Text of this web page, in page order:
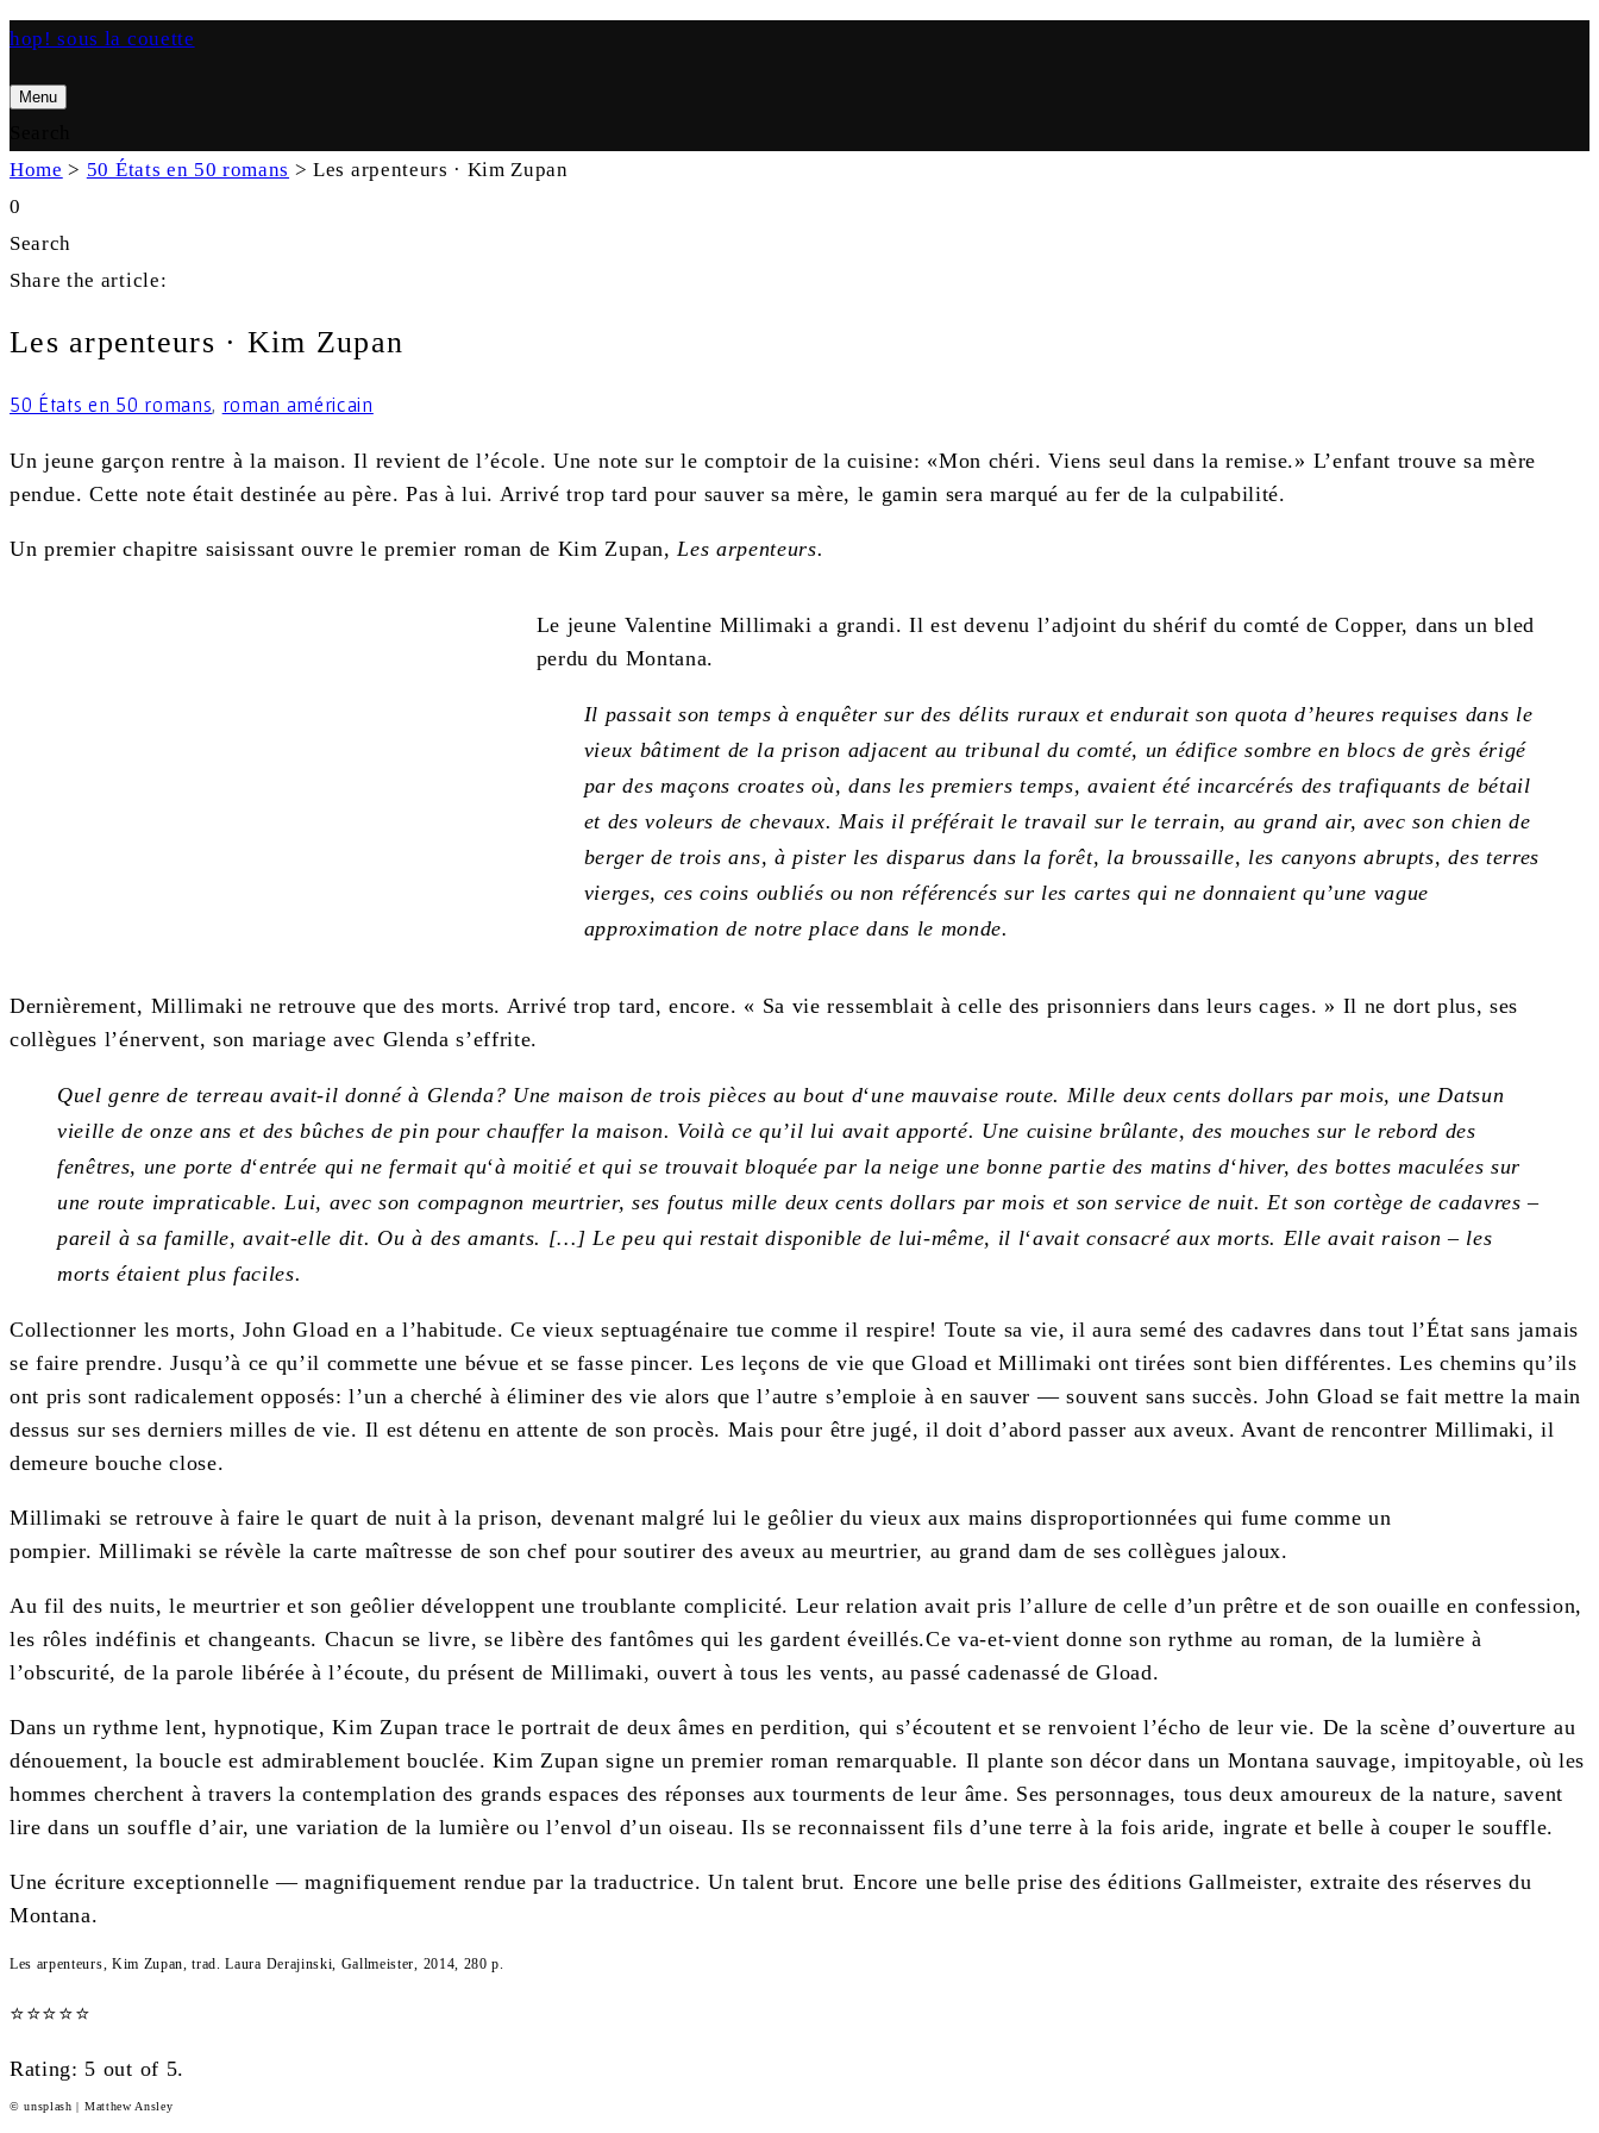
hop! sous la couette
Menu
Home > 50 États en 50 romans >Les arpenteurs · Kim Zupan
0
Search
Share the article:
Les arpenteurs · Kim Zupan
50 États en 50 romans, roman américain
Un jeune garçon rentre à la maison. Il revient de l’école. Une note sur le comptoir de la cuisine: «Mon chéri. Viens seul dans la remise.» L’enfant trouve sa mère
pendue. Cette note était destinée au père. Pas à lui. Arrivé trop tard pour sauver sa mère, le gamin sera marqué au fer de la culpabilité.
Un premier chapitre saisissant ouvre le premier roman de Kim Zupan,Les arpenteurs.
Le jeune Valentine Millimaki a grandi. Il est devenu l’adjoint du shérif du comté de Copper, dans un bled
perdu du Montana.
Il passait son temps à enquêter sur des délits ruraux et endurait son quota d’heures requises dans le
vieux bâtiment de la prison adjacent au tribunal du comté, un édifice sombre en blocs de grès érigé
par des maçons croates où, dans les premiers temps, avaient été incarcérés des trafiquants de bétail
et des voleurs de chevaux. Mais il préférait le travail sur le terrain, au grand air, avec son chien de
berger de trois ans, à pister les disparus dans la forêt, la broussaille, les canyons abrupts, des terres
vierges, ces coins oubliés ou non référencés sur les cartes qui ne donnaient qu’une vague
approximation de notre place dans le monde.
Dernièrement, Millimaki ne retrouve que des morts. Arrivé trop tard, encore. « Sa vie ressemblait à celle des prisonniers dans leurs cages. » Il ne dort plus, ses
collègues l’énervent, son mariage avec Glenda s’effrite.
Quel genre de terreau avait-il donné à Glenda? Une maison de trois pièces au bout d‘une mauvaise route. Mille deux cents dollars par mois, une Datsun
vieille de onze ans et des bûches de pin pour chauffer la maison. Voilà ce qu’il lui avait apporté. Une cuisine brûlante, des mouches sur le rebord des
fenêtres, une porte d‘entrée qui ne fermait qu‘à moitié et qui se trouvait bloquée par la neige une bonne partie des matins d‘hiver, des bottes maculées sur
une route impraticable. Lui, avec son compagnon meurtrier, ses foutus mille deux cents dollars par mois et son service de nuit. Et son cortège de cadavres –
pareil à sa famille, avait-elle dit. Ou à des amants. […] Le peu qui restait disponible de lui-même, il l‘avait consacré aux morts. Elle avait raison – les
morts étaient plus faciles.
Collectionner les morts, John Gload en a l’habitude. Ce vieux septuagénaire tue comme il respire! Toute sa vie, il aura semé des cadavres dans tout l’État sans jamais
se faire prendre. Jusqu’à ce qu’il commette une bévue et se fasse pincer. Les leçons de vie que Gload et Millimaki ont tirées sont bien différentes. Les chemins qu’ils
ont pris sont radicalement opposés: l’un a cherché à éliminer des vie alors que l’autre s’emploie à en sauver — souvent sans succès. John Gload se fait mettre la main
dessus sur ses derniers milles de vie. Il est détenu en attente de son procès. Mais pour être jugé, il doit d’abord passer aux aveux. Avant de rencontrer Millimaki, il
demeure bouche close.
Millimaki se retrouve à faire le quart de nuit à la prison, devenant malgré lui le geôlier du vieux aux mains disproportionnées qui fume comme un
pompier. Millimaki se révèle la carte maîtresse de son chef pour soutirer des aveux au meurtrier, au grand dam de ses collègues jaloux.
Au fil des nuits, le meurtrier et son geôlier développent une troublante complicité. Leur relation avait pris l’allure de celle d’un prêtre et de son ouaille en confession,
les rôles indéfinis et changeants. Chacun se livre, se libère des fantômes qui les gardent éveillés.Ce va-et-vient donne son rythme au roman, de la lumière à
l’obscurité, de la parole libérée à l’écoute, du présent de Millimaki, ouvert à tous les vents, au passé cadenassé de Gload.
Dans un rythme lent, hypnotique, Kim Zupan trace le portrait de deux âmes en perdition, qui s’écoutent et se renvoient l’écho de leur vie. De la scène d’ouverture au
dénouement, la boucle est admirablement bouclée. Kim Zupan signe un premier roman remarquable. Il plante son décor dans un Montana sauvage, impitoyable, où les
hommes cherchent à travers la contemplation des grands espaces des réponses aux tourments de leur âme. Ses personnages, tous deux amoureux de la nature, savent
lire dans un souffle d’air, une variation de la lumière ou l’envol d’un oiseau. Ils se reconnaissent fils d’une terre à la fois aride, ingrate et belle à couper le souffle.
Une écriture exceptionnelle — magnifiquement rendue par la traductrice. Un talent brut. Encore une belle prise des éditions Gallmeister, extraite des réserves du
Montana.
Les arpenteurs, Kim Zupan, trad. Laura Derajinski, Gallmeister, 2014, 280 p.
⭐⭐⭐⭐⭐
Rating: 5 out of 5.
© unsplash | Matthew Ansley